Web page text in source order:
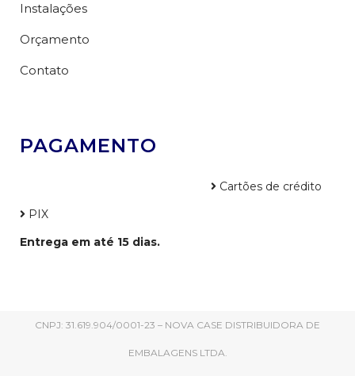
Instalações
Orçamento
Contato
PAGAMENTO
Cartões de crédito
PIX
Entrega em até 15 dias.
CNPJ: 31.619.904/0001-23 – NOVA CASE DISTRIBUIDORA DE
EMBALAGENS LTDA.